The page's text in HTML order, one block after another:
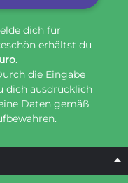
dich für
erhältst du
.
die Eingabe
dich ausdrücklich
Daten gemäß